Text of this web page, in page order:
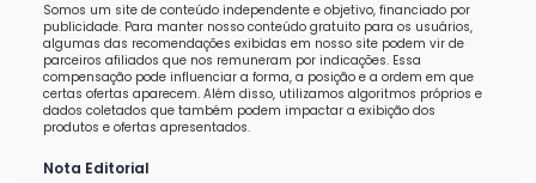
Somos um site de conteúdo independente e objetivo, financiado por
publicidade. Para manter nosso conteúdo gratuito para os usuários,
algumas das recomendações exibidas em nosso site podem vir de
parceiros afiliados que nos remuneram por indicações. Essa
compensação pode influenciar a forma, a posição e a ordem em que
certas ofertas aparecem. Além disso, utilizamos algoritmos próprios e
dados coletados que também podem impactar a exibição dos
produtos e ofertas apresentados.
Nota Editorial